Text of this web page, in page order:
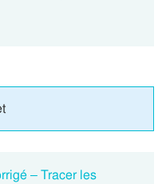
– Tracer les